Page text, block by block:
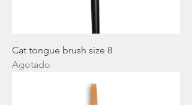
Cat tongue brush size 8
Agotado